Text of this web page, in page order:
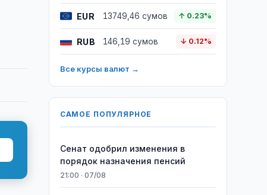
EUR 13749,46 сумов ↑ 0.23%
RUB 146,19 сумов ↓ 0.12%
Все курсы валют →
САМОЕ ПОПУЛЯРНОЕ
Сенат одобрил изменения в
порядок назначения пенсий
21:00 · 07/08